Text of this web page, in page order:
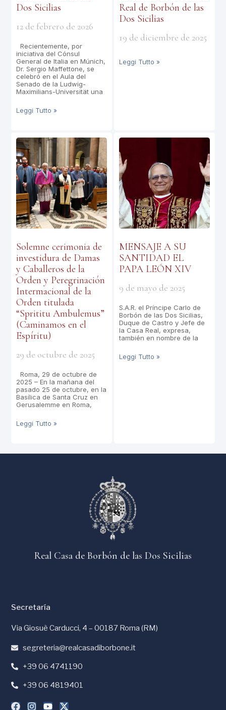
Dos Sicilias
12 de febrero de 2026
Recientemente, por
iniciativa del Cónsul
General de Italia en Múnich,
Dr. Sergio Maffettone, se
celebró en el Aula del
Senado de la Ludwig-
Maximilians-Universität una
Leggi Tutto »
Real de Borbón de las
Dos Sicilias
19 de diciembre de 2025
Leggi Tutto »
Solemne cerimonia de
investidura de Damas
y Caballeros de la
Orden y Peregrinación
Intermacional de la
Orden titulada
“Sprititu Ambulemus”
(Caminamos en el
Espíritu)
29 de octubre de 2025
Roma, 29 de octubre de
2025 – En la mañana del
pasado 25 de octubre, en la
Basílica de Santa Cruz en
Gerusalemme en Roma,
Leggi Tutto »
MENSAJE A SU
SANTIDAD EL
PAPA LEÓN XIV
9 de mayo de 2025
S.A.R. el Príncipe Carlo de
Borbón de las Dos Sicilias,
Duque de Castro y Jefe de
la Casa Real, expresa,
también en nombre de la
Leggi Tutto »
Real Casa de Borbón de las Dos Sicilias
Secretaría
Via Giosuè Carducci, 4 – 00187 Roma (RM)
segreteria@realcasadiborbone.it
+39 06 4741190
+39 06 4819401